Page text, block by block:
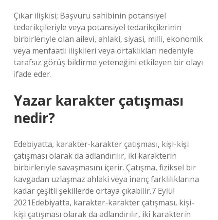
Çıkar ilişkisi; Başvuru sahibinin potansiyel
tedarikçileriyle veya potansiyel tedarikçilerinin
birbirleriyle olan ailevi, ahlaki, siyasi, milli, ekonomik
veya menfaatli ilişkileri veya ortaklıkları nedeniyle
tarafsız görüş bildirme yeteneğini etkileyen bir olayı
ifade eder.
Yazar karakter çatışması
nedir?
Edebiyatta, karakter-karakter çatışması, kişi-kişi
çatışması olarak da adlandırılır, iki karakterin
birbirleriyle savaşmasını içerir. Çatışma, fiziksel bir
kavgadan uzlaşmaz ahlaki veya inanç farklılıklarına
kadar çeşitli şekillerde ortaya çıkabilir.7 Eylül
2021Edebiyatta, karakter-karakter çatışması, kişi-
kişi çatışması olarak da adlandırılır, iki karakterin